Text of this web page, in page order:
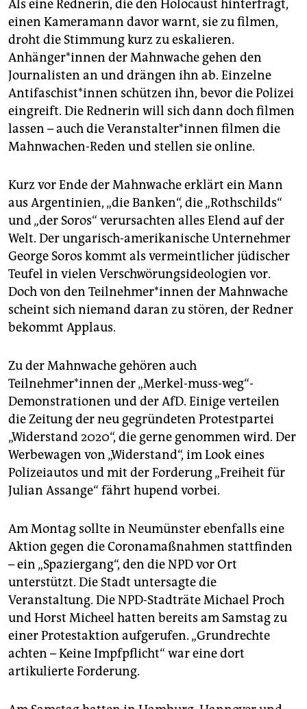
Als eine Rednerin, die den Holocaust hinterfragt,
einen Kameramann davor warnt, sie zu filmen,
droht die Stimmung kurz zu eskalieren.
Anhänger*innen der Mahnwache gehen den
Journalisten an und drängen ihn ab. Einzelne
Antifaschist*innen schützen ihn, bevor die Polizei
eingreift. Die Rednerin will sich dann doch filmen
lassen – auch die Veranstalter*innen filmen die
Mahnwachen-Reden und stellen sie online.
Kurz vor Ende der Mahnwache erklärt ein Mann
aus Argentinien, „die Banken“, die „Rothschilds“
und „der Soros“ verursachten alles Elend auf der
Welt. Der ungarisch-amerikanische Unternehmer
George Soros kommt als vermeintlicher jüdischer
Teufel in vielen Verschwörungsideologien vor.
Doch von den Teilnehmer*innen der Mahnwache
scheint sich niemand daran zu stören, der Redner
bekommt Applaus.
Zu der Mahnwache gehören auch
Teilnehmer*innen der „Merkel-muss-weg“-
Demonstrationen und der AfD. Einige verteilen
die Zeitung der neu gegründeten Protestpartei
„Widerstand 2020“, die gerne genommen wird. Der
Werbewagen von „Widerstand“, im Look eines
Polizeiautos und mit der Forderung „Freiheit für
Julian Assange“ fährt hupend vorbei.
Am Montag sollte in Neumünster ebenfalls eine
Aktion gegen die Coronamaßnahmen stattfinden
– ein „Spaziergang“, den die NPD vor Ort
unterstützt. Die Stadt untersagte die
Veranstaltung. Die NPD-Stadträte Michael Proch
und Horst Micheel hatten bereits am Samstag zu
einer Protestaktion aufgerufen. „Grundrechte
achten – Keine Impfpflicht“ war eine dort
artikulierte Forderung.